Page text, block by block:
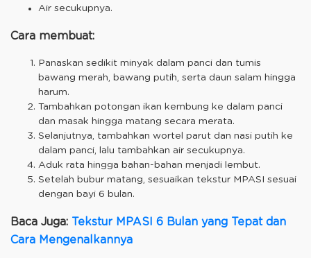
Air secukupnya.
Cara membuat:
Panaskan sedikit minyak dalam panci dan tumis
bawang merah, bawang putih, serta daun salam hingga
harum.
Tambahkan potongan ikan kembung ke dalam panci
dan masak hingga matang secara merata.
Selanjutnya, tambahkan wortel parut dan nasi putih ke
dalam panci, lalu tambahkan air secukupnya.
Aduk rata hingga bahan-bahan menjadi lembut.
Setelah bubur matang, sesuaikan tekstur MPASI sesuai
dengan bayi 6 bulan.
Baca Juga: Tekstur MPASI 6 Bulan yang Tepat dan
Cara Mengenalkannya